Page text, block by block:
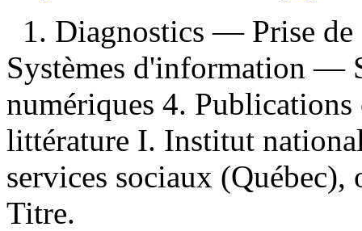
1. Diagnostics — Prise
Systèmes d'information —
numériques 4.
littérature I. Institut
services sociaux
Titre.